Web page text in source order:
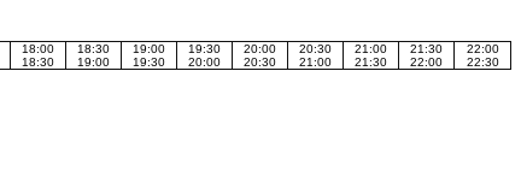
18:00
18:30
18:30
19:00
19:00
19:30
19:30
20:00
20:00
20:30
20:30
21:00
21:00
21:30
21:30
22:00
22:00
22:30